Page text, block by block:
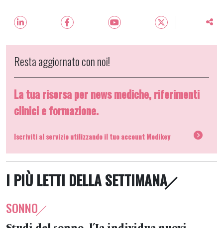
Resta aggiornato con noi!
La tua risorsa per news mediche, riferimenti
clinici e formazione.
Iscriviti al servizio utilizzando il tuo account Medikey
I PIÙ LETTI DELLA SETTIMANA
SONNO